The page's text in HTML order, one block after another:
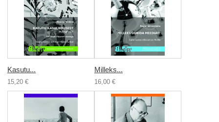
Kasutu...
15,20 €
Milleks...
16,00 €